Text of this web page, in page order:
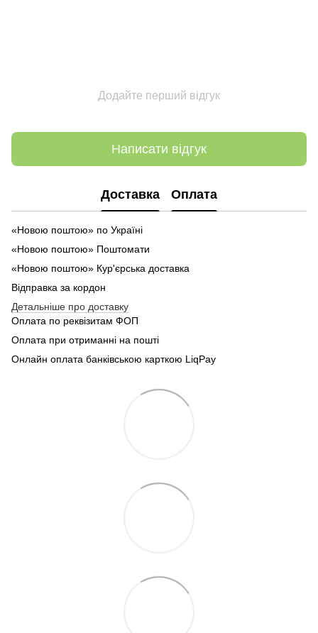
Додайте перший відгук
Написати відгук
Доставка Оплата
«Новою поштою» по Україні
«Новою поштою» Поштомати
«Новою поштою» Кур'єрська доставка
Відправка за кордон
Детальніше про доставку
Оплата по реквізитам ФОП
Оплата при отриманні на пошті
Онлайн оплата банківською карткою LiqPay